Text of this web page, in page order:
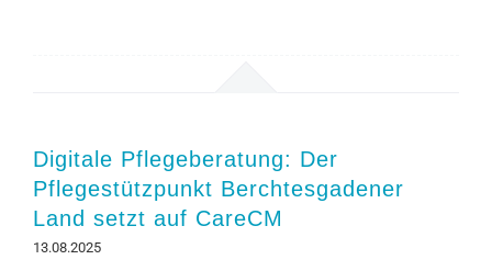
Digitale Pflegeberatung: Der
Pflegestützpunkt Berchtesgadener
Land setzt auf CareCM
13.08.2025